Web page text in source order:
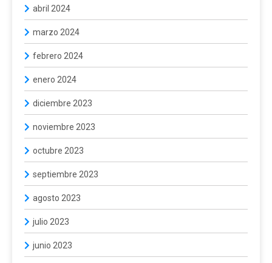
abril 2024
marzo 2024
febrero 2024
enero 2024
diciembre 2023
noviembre 2023
octubre 2023
septiembre 2023
agosto 2023
julio 2023
junio 2023